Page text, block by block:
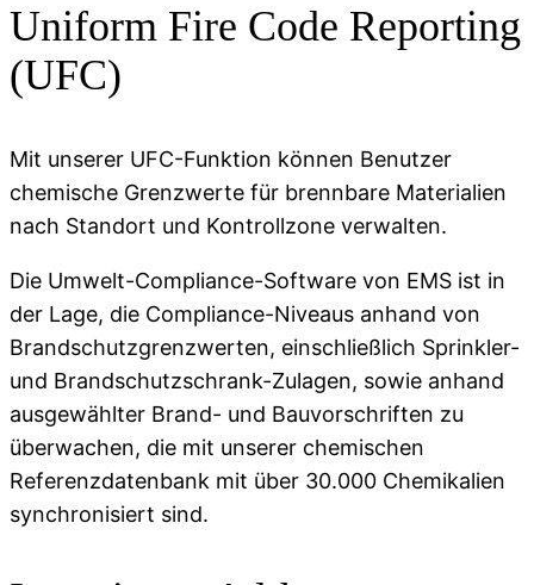
Uniform Fire Code Reporting
(UFC)
Mit unserer UFC-Funktion können Benutzer
chemische Grenzwerte für brennbare Materialien
nach Standort und Kontrollzone verwalten.
Die Umwelt-Compliance-Software von EMS ist in
der Lage, die Compliance-Niveaus anhand von
Brandschutzgrenzwerten, einschließlich Sprinkler-
und Brandschutzschrank-Zulagen, sowie anhand
ausgewählter Brand- und Bauvorschriften zu
überwachen, die mit unserer chemischen
Referenzdatenbank mit über 30.000 Chemikalien
synchronisiert sind.